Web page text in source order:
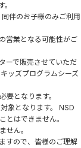
伴のお子様のみご利用
営業となる可能性がご
ーで販売させていただ
ッズプログラムシーズ
要となります。
象となります。 NSD
とはできません。
せん。
すので、皆様のご理解